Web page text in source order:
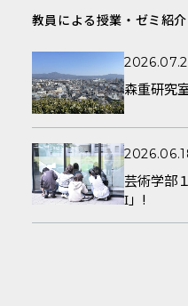
教員による授業・ゼミ紹介
森重研究
芸術学部
Ⅰ」!